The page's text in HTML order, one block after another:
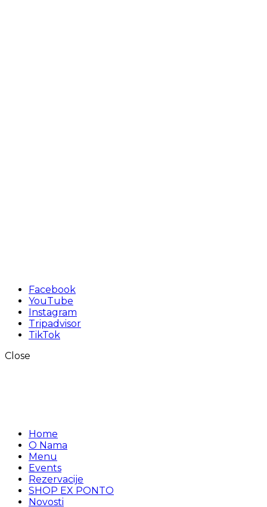
Facebook
YouTube
Instagram
Tripadvisor
TikTok
Close
Home
O Nama
Menu
Events
Rezervacije
SHOP EX PONTO
Novosti